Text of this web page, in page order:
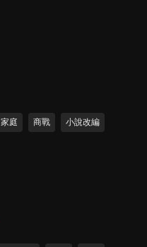
家庭 商戰 小說改編